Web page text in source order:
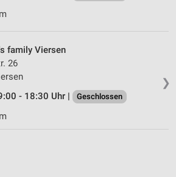
❯
family Viersen
26
- 18:30 Uhr |
Geschlossen